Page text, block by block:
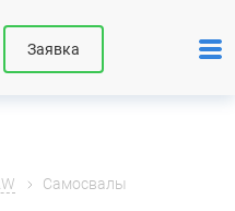
Заявка
Самосвалы